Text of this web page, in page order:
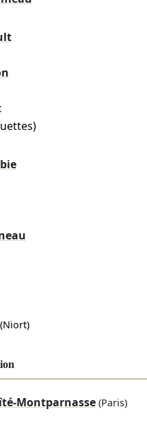
Montparnasse(Paris)